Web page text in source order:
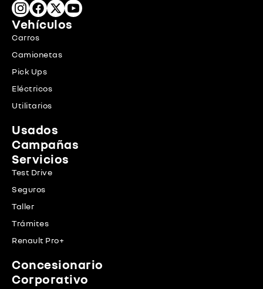
Vehículos
Carros
Camionetas
Pick Ups
Eléctricos
Utilitarios
Usados
Campañas
Servicios
Test Drive
Seguros
Taller
Trámites
Renault Pro+
Concesionario
Corporativo